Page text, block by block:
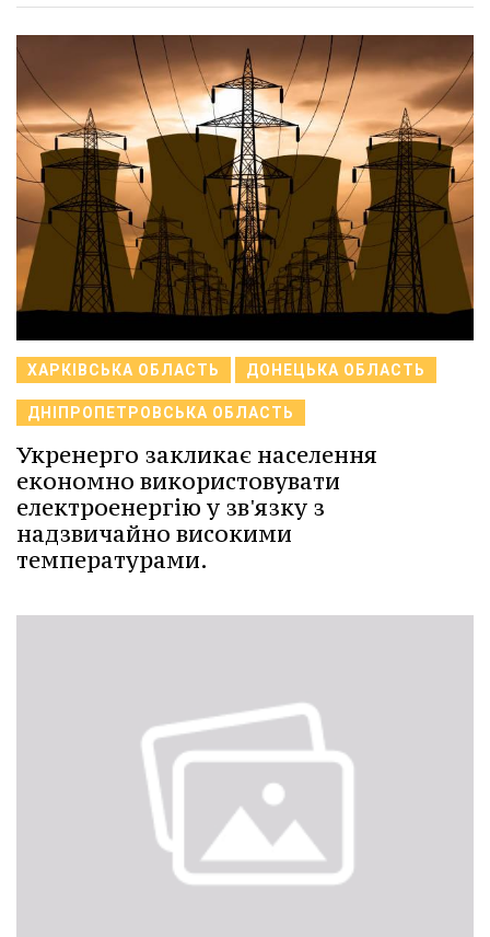
ХАРКІВСЬКА ОБЛАСТЬ ДОНЕЦЬКА ОБЛАСТЬ
ДНІПРОПЕТРОВСЬКА ОБЛАСТЬ
Укренерго закликає населення
економно використовувати
електроенергію у зв'язку з
надзвичайно високими
температурами.